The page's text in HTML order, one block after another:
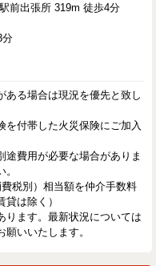
前出張所 319m 徒歩4分
分
る場合は現況を優先と致し
付帯した火災保険にご加入
費用が必要な場合がありま
税別）相当額を仲介手数料
は除く）
ます。最新状況については
いいたします。